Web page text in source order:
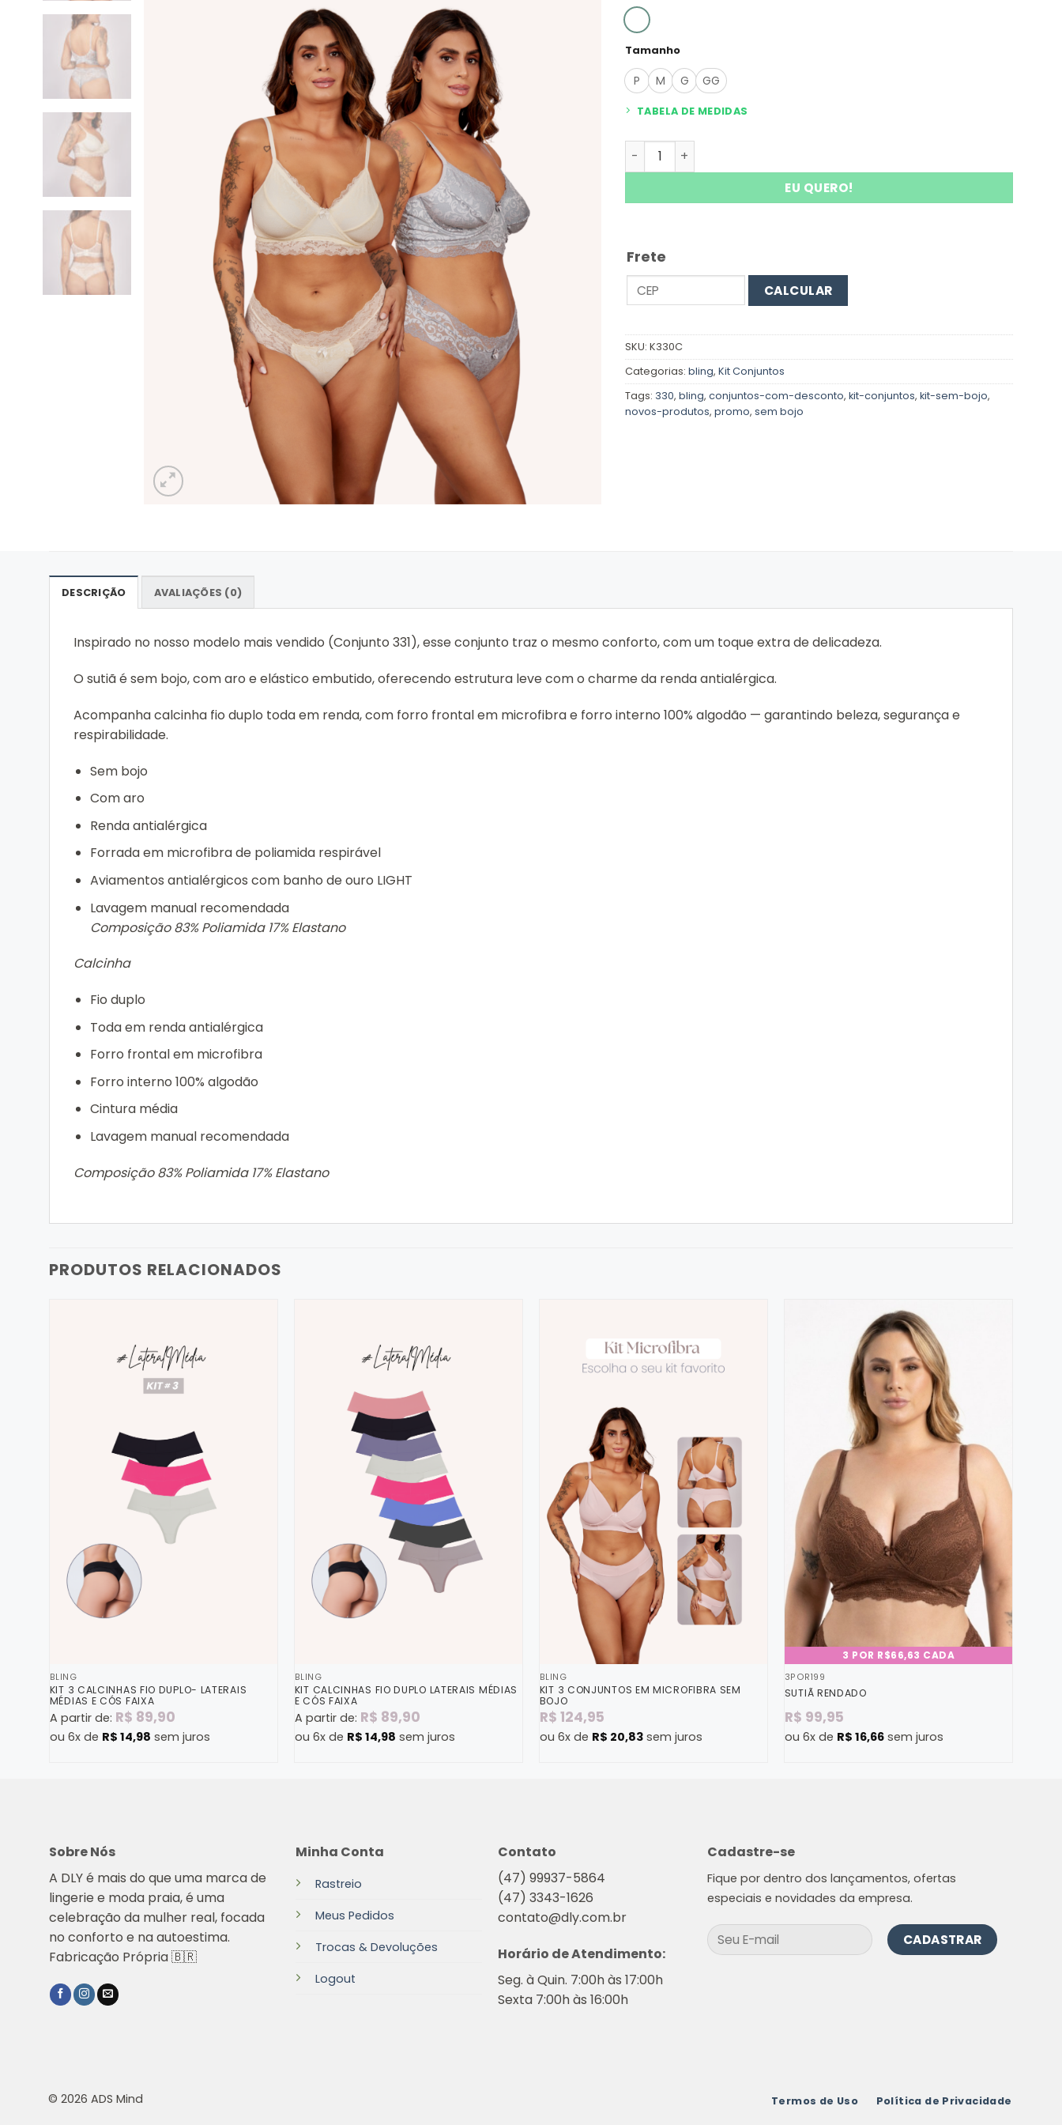
Tamanho
P M G GG
TABELA DE MEDIDAS
Kit 2 Conjuntos Rendados Sem Bojo quantidade
EU QUERO!
Frete
CALCULAR
SKU:K330C
Categorias:bling,Kit Conjuntos
Tags: 330,bling,conjuntos-com-desconto,kit-conjuntos,kit-sem-bojo,
novos-produtos,promo,sem bojo
DESCRIÇÃO AVALIAÇÕES (0)
Inspirado no nosso modelo mais vendido (Conjunto 331), esse conjunto traz o mesmo conforto, com um toque extra de delicadeza.
O sutiã é sem bojo, com aro e elástico embutido, oferecendo estrutura leve com o charme da renda antialérgica.
Acompanha calcinha fio duplo toda em renda, com forro frontal em microfibra e forro interno 100% algodão — garantindo beleza, segurança e
respirabilidade.
Sem bojo
Com aro
Renda antialérgica
Forrada em microfibra de poliamida respirável
Aviamentos antialérgicos com banho de ouro LIGHT
Lavagem manual recomendada
Composição 83% Poliamida 17% Elastano
Calcinha
Fio duplo
Toda em renda antialérgica
Forro frontal em microfibra
Forro interno 100% algodão
Cintura média
Lavagem manual recomendada
Composição 83% Poliamida 17% Elastano
PRODUTOS RELACIONADOS
BLING
KIT 3 CALCINHAS FIO DUPLO- LATERAIS
MÉDIAS E CÓS FAIXA
A partir de: R$ 89,90
ou 6x de R$ 14,98 sem juros
BLING
KIT CALCINHAS FIO DUPLO LATERAIS MÉDIAS
E CÓS FAIXA
A partir de: R$ 89,90
ou 6x de R$ 14,98 sem juros
BLING
KIT 3 CONJUNTOS EM MICROFIBRA SEM
BOJO
R$ 124,95
ou 6x de R$ 20,83sem juros
3 POR R$66,63 CADA
3POR199
SUTIÃ RENDADO
R$ 99,95
ou 6x de R$ 16,66sem juros
Sobre Nós
A DLY é mais do que uma marca de
lingerie e moda praia, é uma
celebração da mulher real, focada
no conforto e na autoestima.
Fabricação Própria 🇧🇷
Minha Conta
Rastreio
Meus Pedidos
Trocas & Devoluções
Logout
Contato
(47) 99937-5864
(47) 3343-1626
contato@dly.com.br
Horário de Atendimento:
Seg. à Quin. 7:00h às 17:00h
Sexta 7:00h às 16:00h
Cadastre-se
Fique por dentro dos lançamentos, ofertas
especiais e novidades da empresa.
© 2026 ADS Mind Termos de Uso Política de Privacidade